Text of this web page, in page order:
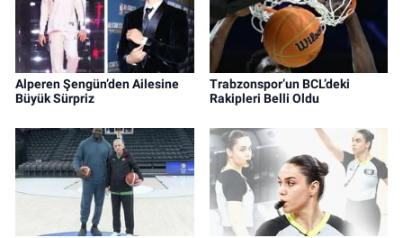
Alperen Şengün’den Ailesine
Büyük Sürpriz
Trabzonspor’un BCL’deki
Rakipleri Belli Oldu